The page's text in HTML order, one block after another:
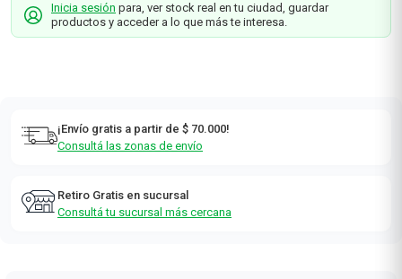
Inicia sesión para, ver stock real en tu ciudad, guardar
productos y acceder a lo que más te interesa.
¡Envío gratis a partir de $ 70.000!
Consultá las zonas de envío
Retiro Gratis en sucursal
Consultá tu sucursal más cercana